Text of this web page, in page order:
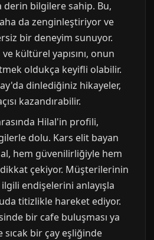
bilgilere sahip. Bu,
da zenginleştiriyor ve
bir deneyim sunuyor.
kültürel yapısını, onun
oldukça keyifli olabilir.
dinlediğiniz hikayeler,
kazandırabilir.
Hilal'in profili,
dolu. Kars elit bayan
hem güvenilirliğiyle hem
dikkat çekiyor. Müşterilerinin
endişelerini anlayışla
titizlikle hareket ediyor.
bir cafe buluşması ya
bir çay eşliğinde